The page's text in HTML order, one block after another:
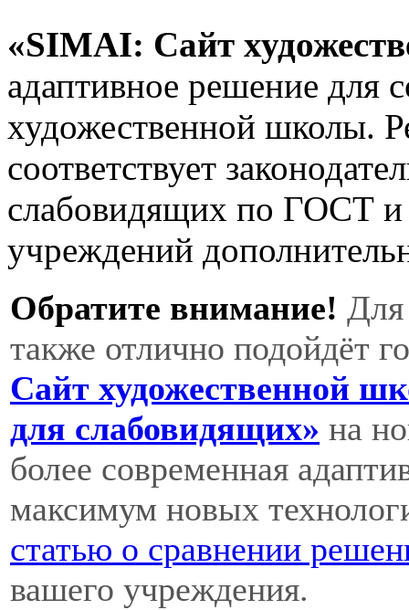
«SIMAI: Сайт
адаптивное решение для
художественной школы.
соответствует
слабовидящих по ГОСТ и
учреждений
Обратите внимание! Для
также отлично подойдёт
Сайт художественной
для слабовидящих» на
более современная
максимум новых
статью о сравнении
вашего учреждения.